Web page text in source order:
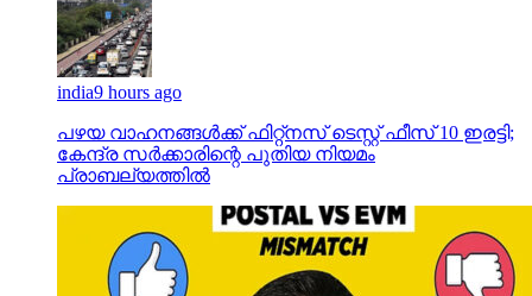
india9 hours ago
പഴയ വാഹനങ്ങള്‍ക്ക് ഫിറ്റ്‌നസ് ടെസ്റ്റ് ഫീസ് 10 ഇരട്ടി;
കേന്ദ്ര സര്‍ക്കാരിന്റെ പുതിയ നിയമം
പ്രാബല്യത്തില്‍